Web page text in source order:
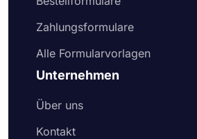
Zahlungsformulare
Alle Formularvorlagen
Unternehmen
Über uns
Kontakt